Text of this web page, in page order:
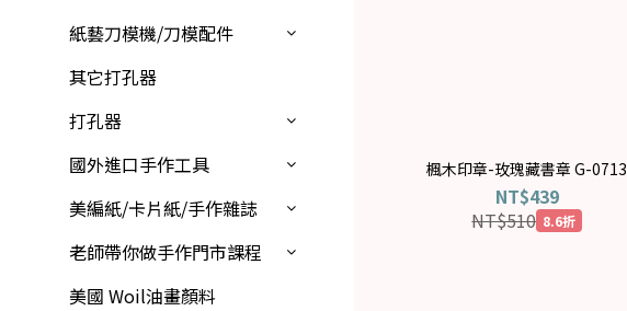
紙藝刀模機/刀模配件
其它打孔器
打孔器
國外進口手作工具
美編紙/卡片紙/手作雜誌
老師帶你做手作門市課程
美國 Woil油畫顏料
楓木印章-玫瑰藏書章 G-0713
NT$439
NT$510 8.6折